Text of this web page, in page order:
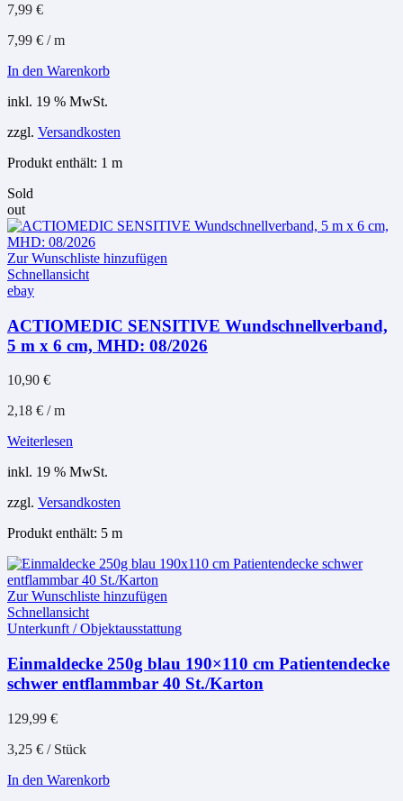
7,99 €
7,99 € /m
In den Warenkorb
inkl. 19 % MwSt.
zzgl. Versandkosten
Produkt enthält: 1 m
Sold
out
Zur Wunschliste hinzufügen
Schnellansicht
ebay
ACTIOMEDIC SENSITIVE Wundschnellverband,
5 m x 6 cm, MHD: 08/2026
10,90 €
2,18 € /m
Weiterlesen
inkl. 19 % MwSt.
zzgl. Versandkosten
Produkt enthält: 5 m
Zur Wunschliste hinzufügen
Schnellansicht
Unterkunft / Objektausstattung
Einmaldecke 250g blau 190×110 cm Patientendecke
schwer entflammbar 40 St./Karton
129,99 €
3,25 € / Stück
In den Warenkorb